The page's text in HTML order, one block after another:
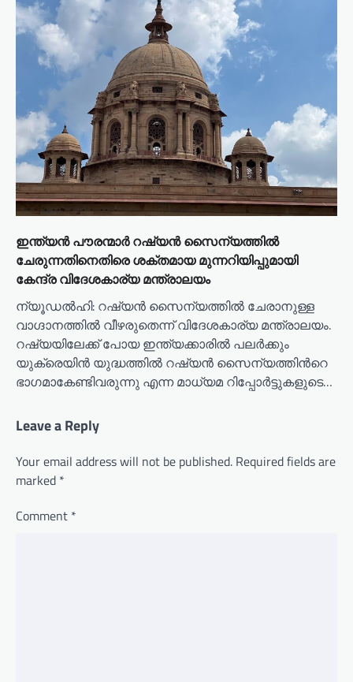
ഇന്ത്യൻ പൗരന്മാർ റഷ്യൻ സൈന്യത്തിൽ
ചേരുന്നതിനെതിരെ ശക്തമായ മുന്നറിയിപ്പുമായി
കേന്ദ്ര വിദേശകാര്യ മന്ത്രാലയം
ന്യൂഡൽഹി: റഷ്യൻ സൈന്യത്തിൽ ചേരാനുള്ള
വാഗ്ദാനത്തിൽ വീഴരുതെന്ന് വിദേശകാര്യ മന്ത്രാലയം.
റഷ്യയിലേക്ക് പോയ ഇന്ത്യക്കാരിൽ പലർക്കും
യുക്രെയിൻ യുദ്ധത്തിൽ റഷ്യൻ സൈന്യത്തിൻറെ
ഭാഗമാകേണ്ടിവരുന്നു എന്ന മാധ്യമ റിപ്പോർട്ടുകളുടെ…
Leave a Reply
Your email address will not be published. Required fields are
marked *
Comment *